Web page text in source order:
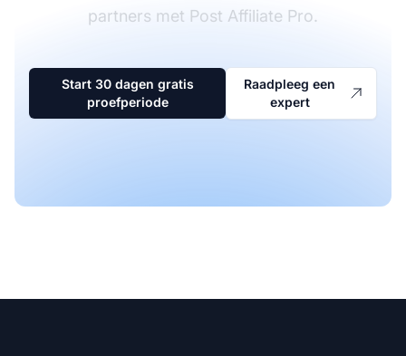
partners met Post Affiliate Pro.
Start 30 dagen gratis
proefperiode
Raadpleeg een
expert